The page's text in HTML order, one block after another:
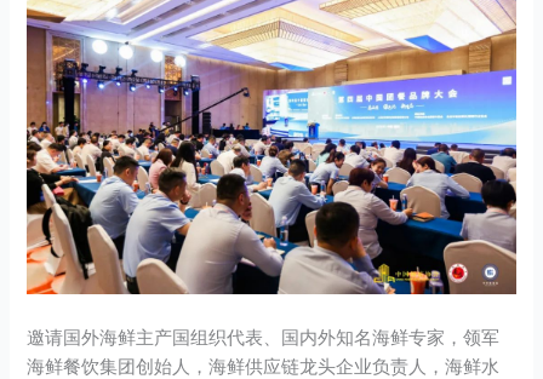
邀请国外海鲜主产国组织代表、国内外知名海鲜专家，领军
海鲜餐饮集团创始人，海鲜供应链龙头企业负责人，海鲜水